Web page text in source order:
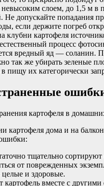
слоем, до 1,5 м в
Не допускайте попадания
если держите погреб
клубни картофеля
естественный процесс
вредный яд — соланин.
так же убирать зеленые
в пищу их категорически
картофеля дома и на
тщательно
от поврежденных
целые и здоровые.
картофель вместе с